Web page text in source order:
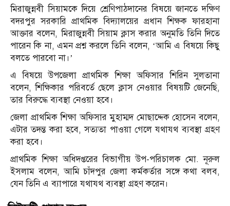
মিরাজুন্নবী সিয়ামকে দিয়ে শ্রেণিপাঠদানের বিষয়ে জানতে দক্ষিণ
বদরপুর সরকারি প্রাথমিক বিদ্যালয়ের প্রধান শিক্ষক ফারহানা
আক্তার বলেন, মিরাজুন্নবী সিয়াম ক্লাস করার অনুমতি তিনি দিতে
পারেন কি না, এমন প্রশ্ন করলে তিনি বলেন, ‘আমি এ বিষয়ে কিছু
বলতে পারবো না।’
এ বিষয়ে উপজেলা প্রাথমিক শিক্ষা অফিসার শিরিন সুলতানা
বলেন, শিক্ষিকার পরিবর্তে ছেলে ক্লাস নেওয়ার বিষয়টি জেনেছি,
তার বিরুদ্ধে ব্যবস্থা নেওয়া হবে।
জেলা প্রাথমিক শিক্ষা অফিসার মুহাম্মদ মোছাদ্দেক হোসেন বলেন,
এটার তদন্ত করা হবে, সত্যতা পাওয়া গেলে যথাযথ ব্যবস্থা গ্রহণ
করা হবে।
প্রাথমিক শিক্ষা অধিদপ্তরের বিভাগীয় উপ-পরিচালক মো. নূরুল
ইসলাম বলেন, আমি চাঁদপুর জেলা কর্মকর্তার সঙ্গে কথা বলব,
যেন তিনি এ ব্যাপারে যথাযথ ব্যবস্থা গ্রহণ করেন।